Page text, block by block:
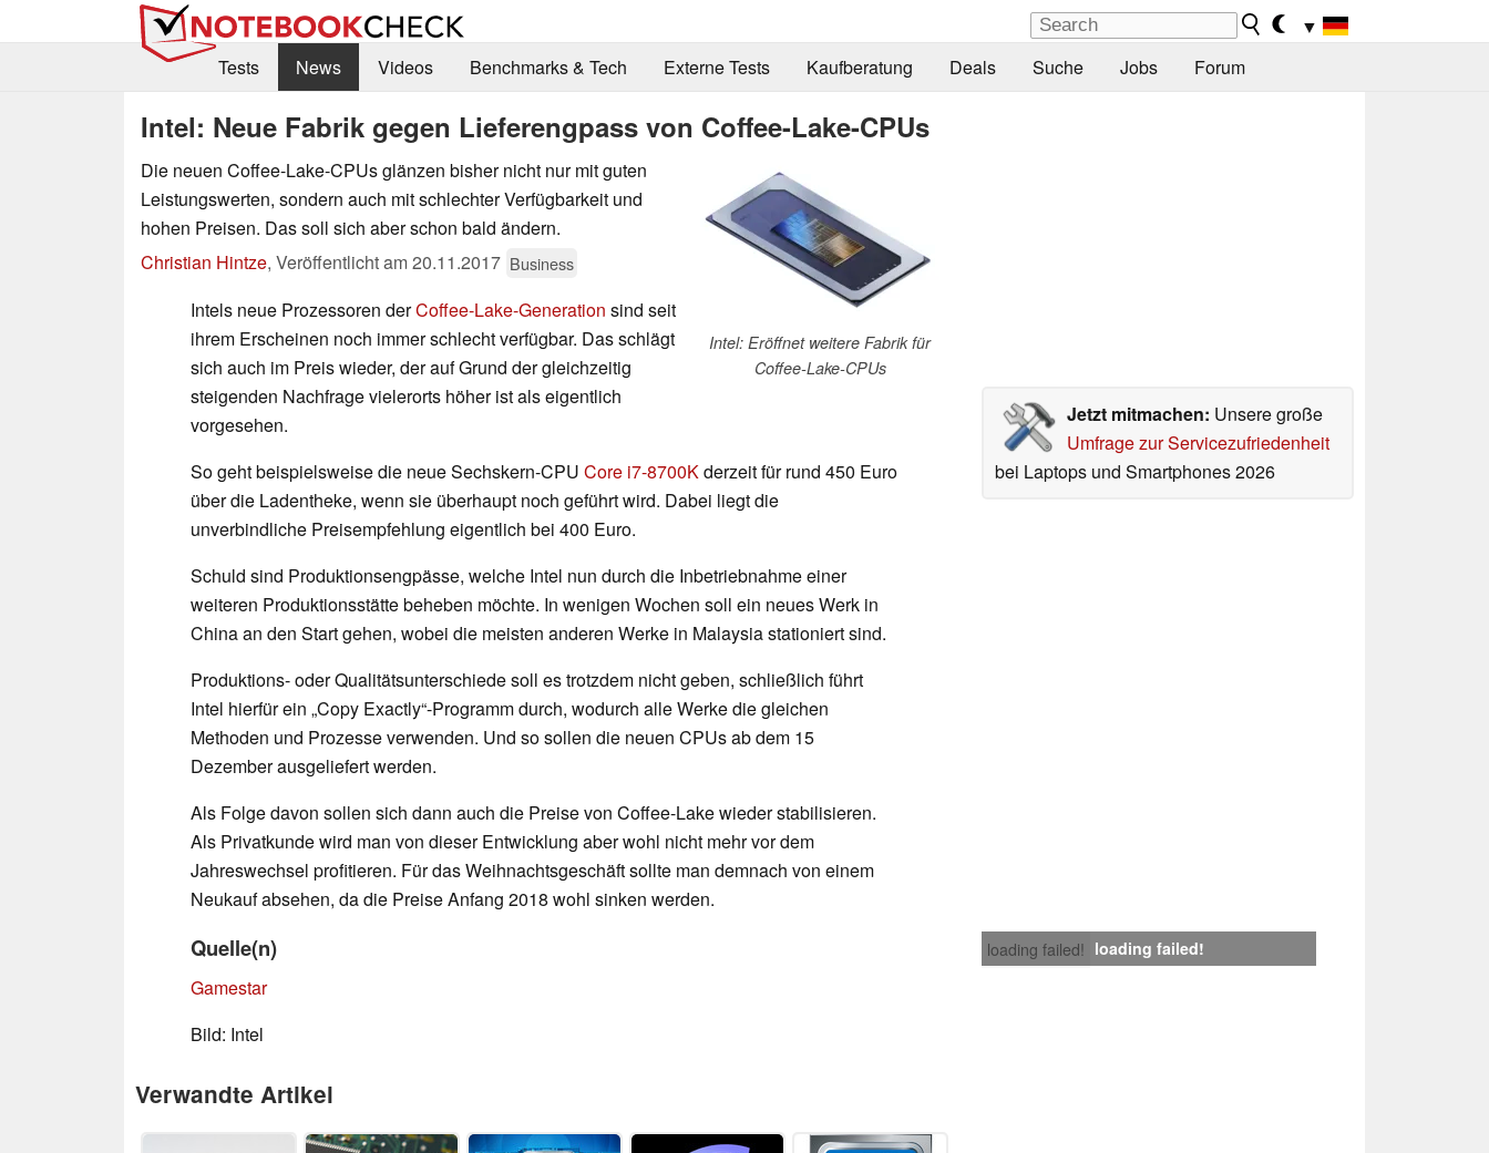
▼
Tests
News Videos Benchmarks & Tech Externe Tests Kaufberatung Deals Suche Jobs Forum
Intel: Neue Fabrik gegen Lieferengpass von Coffee-Lake-CPUs
Intel: Eröffnet weitere Fabrik für
Coffee-Lake-CPUs
Die neuen Coffee-Lake-CPUs glänzen bisher nicht nur mit guten
Leistungswerten, sondern auch mit schlechter Verfügbarkeit und
hohen Preisen. Das soll sich aber schon bald ändern.
Christian Hintze, Veröffentlicht am20.11.2017 Business
Jetzt mitmachen: Unsere große
Umfrage zur Servicezufriedenheit
bei Laptops und Smartphones 2026
Intels neue Prozessoren derCoffee-Lake-Generation sind seit
ihrem Erscheinen noch immer schlecht verfügbar. Das schlägt
sich auch im Preis wieder, der auf Grund der gleichzeitig
steigenden Nachfrage vielerorts höher ist als eigentlich
vorgesehen.
So geht beispielsweise die neue Sechskern-CPU Core i7-8700Kderzeit für rund 450 Euro
über die Ladentheke, wenn sie überhaupt noch geführt wird. Dabei liegt die
unverbindliche Preisempfehlung eigentlich bei 400 Euro.
Schuld sind Produktionsengpässe, welche Intel nun durch die Inbetriebnahme einer
weiteren Produktionsstätte beheben möchte. In wenigen Wochen soll ein neues Werk in
China an den Start gehen, wobei die meisten anderen Werke in Malaysia stationiert sind.
Produktions- oder Qualitätsunterschiede soll es trotzdem nicht geben, schließlich führt
Intel hierfür ein „Copy Exactly“-Programm durch, wodurch alle Werke die gleichen
Methoden und Prozesse verwenden. Und so sollen die neuen CPUs ab dem 15
Dezember ausgeliefert werden.
Als Folge davon sollen sich dann auch die Preise von Coffee-Lake wieder stabilisieren.
Als Privatkunde wird man von dieser Entwicklung aber wohl nicht mehr vor dem
Jahreswechsel profitieren. Für das Weihnachtsgeschäft sollte man demnach von einem
Neukauf absehen, da die Preise Anfang 2018 wohl sinken werden.
loading failed! loading failed!
Quelle(n)
Gamestar
Bild: Intel
Verwandte Artikel